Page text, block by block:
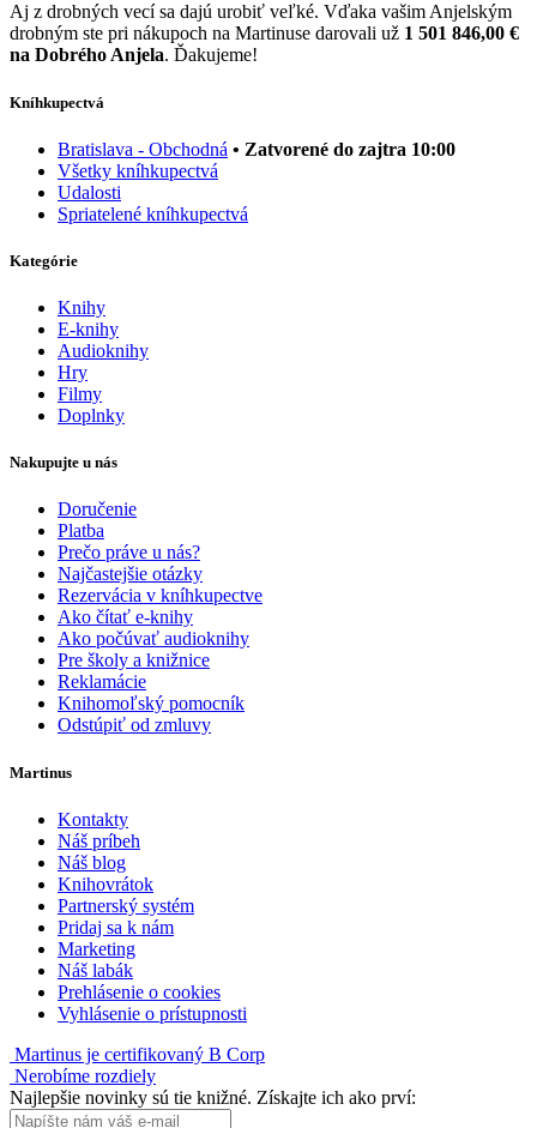
Aj z drobných vecí sa dajú urobiť veľké. Vďaka vašim Anjelským
drobným ste pri nákupoch na Martinuse darovali už 1 501 846,00 €
na Dobrého Anjela. Ďakujeme!
Kníhkupectvá
Bratislava - Obchodná • Zatvorené do zajtra 10:00
Všetky kníhkupectvá
Udalosti
Spriatelené kníhkupectvá
Kategórie
Knihy
E-knihy
Audioknihy
Hry
Filmy
Doplnky
Nakupujte u nás
Doručenie
Platba
Prečo práve u nás?
Najčastejšie otázky
Rezervácia v kníhkupectve
Ako čítať e-knihy
Ako počúvať audioknihy
Pre školy a knižnice
Reklamácie
Knihomoľský pomocník
Odstúpiť od zmluvy
Martinus
Kontakty
Náš príbeh
Náš blog
Knihovrátok
Partnerský systém
Pridaj sa k nám
Marketing
Náš labák
Prehlásenie o cookies
Vyhlásenie o prístupnosti
Martinus je certifikovaný B Corp
Nerobíme rozdiely
Najlepšie novinky sú tie knižné. Získajte ich ako prví: